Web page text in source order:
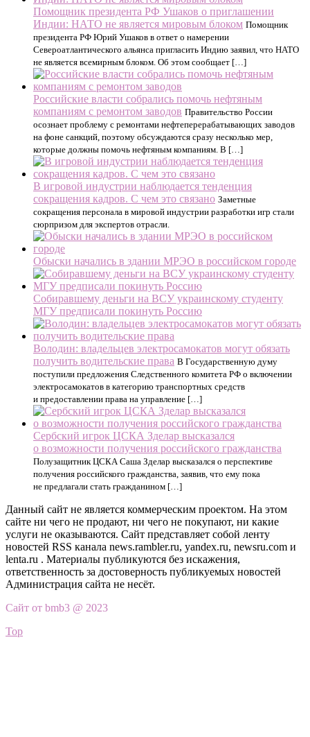
Помощник президента РФ Ушаков о приглашении
Индии: НАТО не является мировым блоком Помощник
президента РФ Юрий Ушаков в ответ о намерении
Североатлантического альянса пригласить Индию заявил, что НАТО
не является всемирным блоком. Об этом сообщает […]
Российские власти собрались помочь нефтяным
компаниям с ремонтом заводов Правительство России
осознает проблему с ремонтами нефтеперерабатывающих заводов
на фоне санкций, поэтому обсуждаются сразу несколько мер,
которые должны помочь нефтяным компаниям. В […]
В игровой индустрии наблюдается тенденция
сокращения кадров. С чем это связано Заметные
сокращения персонала в мировой индустрии разработки игр стали
сюрпризом для экспертов отрасли.
Обыски начались в здании МРЭО в российском городе
Собиравшему деньги на ВСУ украинскому студенту
МГУ предписали покинуть Россию
Володин: владельцев электросамокатов могут обязать
получить водительские права В Государственную думу
поступили предложения Следственного комитета РФ о включении
электросамокатов в категорию транспортных средств
и предоставлении права на управление […]
Сербский игрок ЦСКА Зделар высказался
о возможности получения российского гражданства
Полузащитник ЦСКА Саша Зделар высказался о перспективе
получения российского гражданства, заявив, что ему пока
не предлагали стать гражданином […]
Данный сайт не является коммерческим проектом. На этом
сайте ни чего не продают, ни чего не покупают, ни какие
услуги не оказываются. Сайт представляет собой ленту
новостей RSS канала news.rambler.ru, yandex.ru, newsru.com и
lenta.ru . Материалы публикуются без искажения,
ответственность за достоверность публикуемых новостей
Администрация сайта не несёт.
Сайт от bmb3 @ 2023
Top